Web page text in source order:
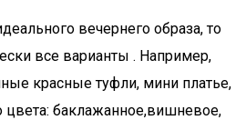
вечернего образа, то
все варианты . Например,
красные туфли, мини платье,
цвета: баклажанное,вишневое,